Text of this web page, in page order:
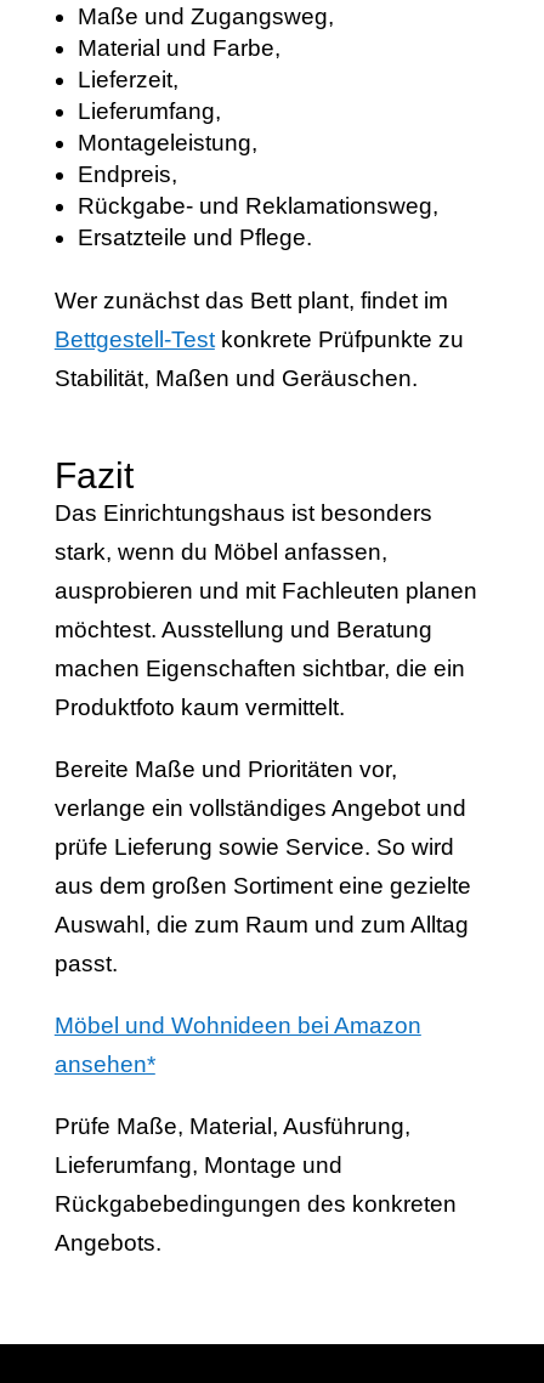
Maße und Zugangsweg,
Material und Farbe,
Lieferzeit,
Lieferumfang,
Montageleistung,
Endpreis,
Rückgabe- und Reklamationsweg,
Ersatzteile und Pflege.
Wer zunächst das Bett plant, findet im
Bettgestell-Testkonkrete Prüfpunkte zu
Stabilität, Maßen und Geräuschen.
Fazit
Das Einrichtungshaus ist besonders
stark, wenn du Möbel anfassen,
ausprobieren und mit Fachleuten planen
möchtest. Ausstellung und Beratung
machen Eigenschaften sichtbar, die ein
Produktfoto kaum vermittelt.
Bereite Maße und Prioritäten vor,
verlange ein vollständiges Angebot und
prüfe Lieferung sowie Service. So wird
aus dem großen Sortiment eine gezielte
Auswahl, die zum Raum und zum Alltag
passt.
Möbel und Wohnideen bei Amazon
ansehen*
Prüfe Maße, Material, Ausführung,
Lieferumfang, Montage und
Rückgabebedingungen des konkreten
Angebots.